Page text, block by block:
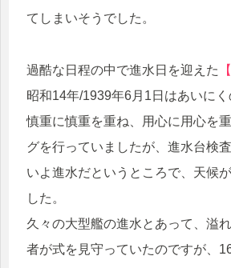
てしまいそうでした。
過酷な日程の中で進水日を迎えた
昭和14年/1939年6月1日はあいにく
慎重に慎重を重ね、用心に用心を
グを行っていましたが、進水台検
いよ進水だというところで、天候
した。
久々の大型艦の進水とあって、溢
者が式を見守っていたのですが、